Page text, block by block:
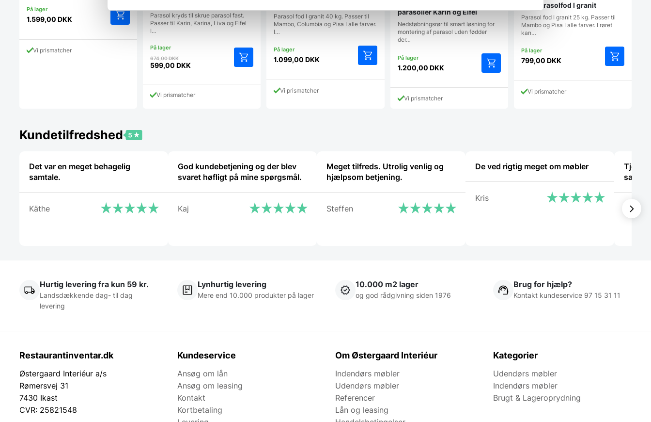
1.599,00 DKK
Vi prismatcher
Parasol kryds til skrue parasol fast.
Passer til Karin, Karina, Liva og Eifel
I…
674,00DKKDen
oprindelige
var:
674,00 DKK.
599,00DKK
aktuelle
pris
er:Vi prismatcher
Parasol fod I granit 40 kg. Passer til
Mambo, Columbia og Pisa I alle farver.
I…
1.099,00DKK
Vi prismatcher
parasoller Karin og Eifel
Nedstøbningsrør til smart løsning for
montering af parasol uden fødder
der…
1.200,00 DKK
Vi prismatcher
Flot parasolfod I granit
Parasol fod I granit 25 kg. Passer til
Mambo og Pisa I alle farver. I røret
kan…
799,00 DKK
Vi prismatcher
Kundetilfredshed
Det var en meget behagelig
samtale.
Käthe
God kundebetjening og der blev
svaret høfligt på mine spørgsmål.
Kaj
Meget tilfreds. Utrolig venlig og
hjælpsom betjening.
Steffen
De ved rigtig meget om møbler
Kris
samme
Laila
Hurtig levering fra kun 59 kr.
Landsdækkende dag- til dag
levering
Lynhurtig levering
Mere end 10.000 produkter på lager
10.000 m2 lager
og god rådgivning siden 1976
Brug for hjælp?
Kontakt kundeservice 97 15 31 11
Restaurantinventar.dk
Østergaard Interiéur a/s
Rømersvej 31
7430 Ikast
CVR: 25821548
Kundeservice
Ansøg om lån
Ansøg om leasing
Kontakt
Kortbetaling
Om Østergaard Interiéur
Indendørs møbler
Udendørs møbler
Referencer
Lån og leasing
Kategorier
Udendørs møbler
Indendørs møbler
Brugt & Lageroprydning